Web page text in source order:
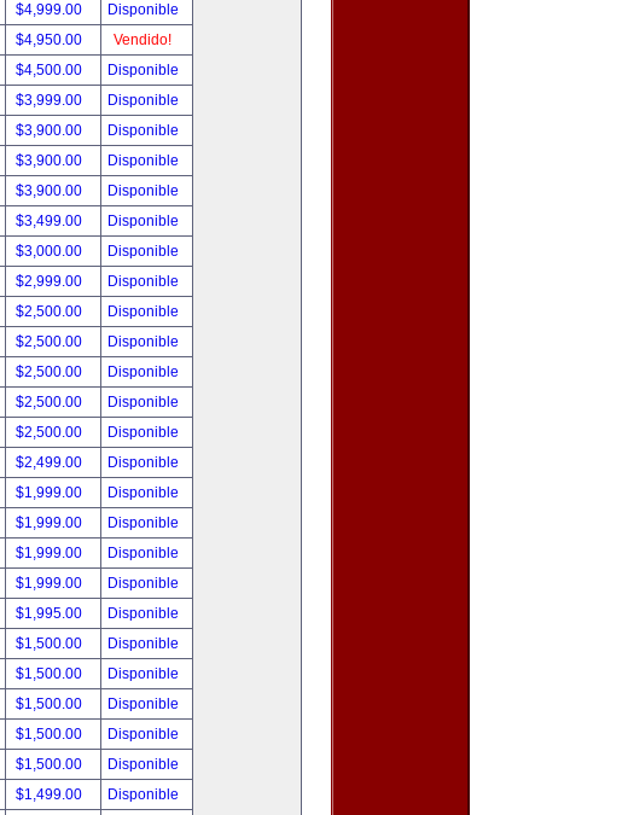
$4,999.00
Disponible
$4,950.00
Vendido!
$4,500.00
Disponible
$3,999.00
Disponible
$3,900.00
Disponible
$3,900.00
Disponible
$3,900.00
Disponible
$3,499.00
Disponible
$3,000.00
Disponible
$2,999.00
Disponible
$2,500.00
Disponible
$2,500.00
Disponible
$2,500.00
Disponible
$2,500.00
Disponible
$2,500.00
Disponible
$2,499.00
Disponible
$1,999.00
Disponible
$1,999.00
Disponible
$1,999.00
Disponible
$1,999.00
Disponible
$1,995.00
Disponible
$1,500.00
Disponible
$1,500.00
Disponible
$1,500.00
Disponible
$1,500.00
Disponible
$1,500.00
Disponible
$1,499.00
Disponible